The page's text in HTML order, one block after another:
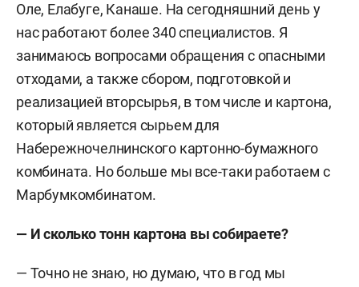
Оле, Елабуге, Канаше. На сегодняшний день у
нас работают более 340 специалистов. Я
занимаюсь вопросами обращения с опасными
отходами, а также сбором, подготовкой и
реализацией вторсырья, в том числе и картона,
который является сырьем для
Набережночелнинского картонно-бумажного
комбината. Но больше мы все-таки работаем с
Марбумкомбинатом.
— И сколько тонн картона вы собираете?
— Точно не знаю, но думаю, что в год мы